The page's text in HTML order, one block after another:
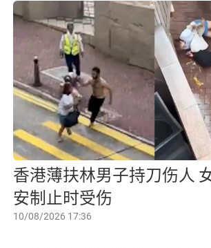
香港薄扶林男子持刀伤人
安制止时受伤
10/08/2026 17:36